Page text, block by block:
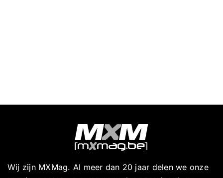
Wij zijn MXMag. Al meer dan 20 jaar delen we onze